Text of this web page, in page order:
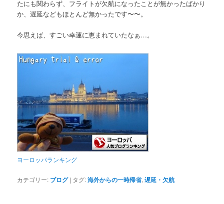
たにも関わらず、フライトが欠航になったことが無かったばかり
か、遅延などもほとんど無かったです〜〜。
今思えば、すごい幸運に恵まれていたなぁ…。
ヨーロッパランキング
カテゴリー: ブログ | タグ:海外からの一時帰省,遅延・欠航